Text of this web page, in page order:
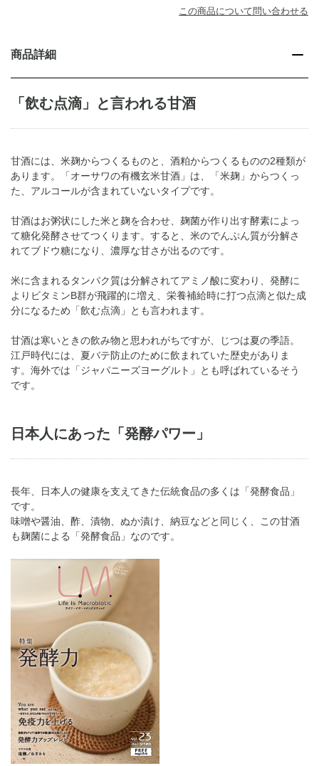
この商品について問い合わせる
商品詳細
「飲む点滴」と言われる甘酒
甘酒には、米麹からつくるものと、酒粕からつくるものの2種類が
あります。「オーサワの有機玄米甘酒」は、「米麹」からつくっ
た、アルコールが含まれていないタイプです。
甘酒はお粥状にした米と麹を合わせ、麹菌が作り出す酵素によっ
て糖化発酵させてつくります。すると、米のでんぷん質が分解さ
れてブドウ糖になり、濃厚な甘さが出るのです。
米に含まれるタンパク質は分解されてアミノ酸に変わり、発酵に
よりビタミンB群が飛躍的に増え、栄養補給時に打つ点滴と似た成
分になるため「飲む点滴」とも言われます。
甘酒は寒いときの飲み物と思われがちですが、じつは夏の季語。
江戸時代には、夏バテ防止のために飲まれていた歴史がありま
す。海外では「ジャパニーズヨーグルト」とも呼ばれているそう
です。
日本人にあった「発酵パワー」
長年、日本人の健康を支えてきた伝統食品の多くは「発酵食品」
です。
味噌や醤油、酢、漬物、ぬか漬け、納豆などと同じく、この甘酒
も麹菌による「発酵食品」なのです。